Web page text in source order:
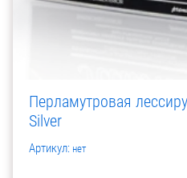
Перламутровая
Silver
Артикул: нет